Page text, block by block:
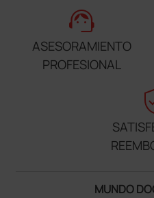
support_agent
ASESORAMIENTO
PROFESIONAL
MUNDO